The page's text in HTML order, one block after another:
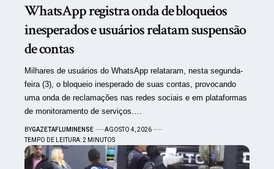
WhatsApp registra onda de bloqueios
inesperados e usuários relatam suspensão
de contas
Milhares de usuários do WhatsApp relataram, nesta segunda-
feira (3), o bloqueio inesperado de suas contas, provocando
uma onda de reclamações nas redes sociais e em plataformas
de monitoramento de serviços.…
BYGAZETAFLUMINENSE
AGOSTO 4, 2026
TEMPO DE LEITURA: 2 MINUTOS